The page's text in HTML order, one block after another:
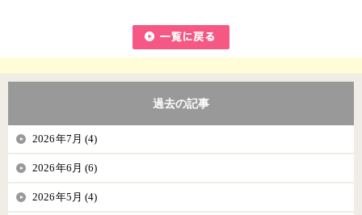
過去の記事
2026年7月 (4)
2026年6月 (6)
2026年5月 (4)